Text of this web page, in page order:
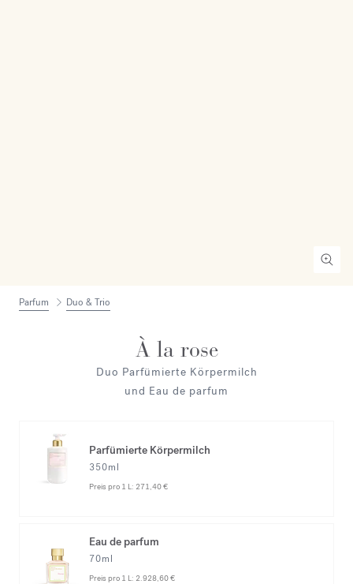
Parfum Duo & Trio
À la rose
Duo Parfümierte Körpermilch
und Eau de parfum
Parfümierte Körpermilch
350ml
Preis pro 1 L: 271,40 €
Eau de parfum
70ml
Preis pro 1 L: 2.928,60 €